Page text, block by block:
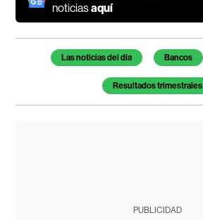
noticiasaquí
Temas de este artículo
Las noticias del día Bancos
Resultados trimestrales
PUBLICIDAD